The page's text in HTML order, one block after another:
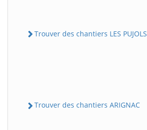
Trouver des chantiers LES PUJOLS
Trouver des chantiers ARIGNAC